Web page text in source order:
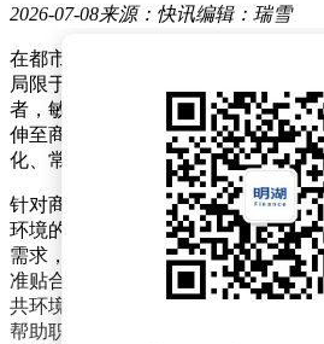
2026-07-08来源：快讯编辑：瑞雪
在都市生活节奏日益加快的当下，
局限于传统居家场景。东郊到家作
者，敏锐捕捉到这一趋势，积极打
伸至商务楼宇与酒店等核心公共场
化、常态化、场景化的康养消费新体
针对商务楼宇的独特属性，东郊到
环境的服务模式。考虑到职场人群
需求，平台推出的服务以轻量化、
准贴合午休、工作间隙等时段。在
共环境的前提下，专业技师通过肌肉
帮助职场人士缓解疲劳、调节状态。